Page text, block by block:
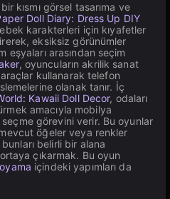
kısmı görsel tasarıma ve
Doll Diary: Dress Up DIY
karakterleri için kıyafetler
eksiksiz görünümler
arasından seçim
, oyuncuların akrilik sanat
kullanarak telefon
olanak tanır. İç
Kawaii Doll Decor, odaları
amacıyla mobilya
görevini verir. Bu oyunlar
öğeler veya renkler
belirli bir alana
çıkarmak. Bu oyun
içindeki yapımları da